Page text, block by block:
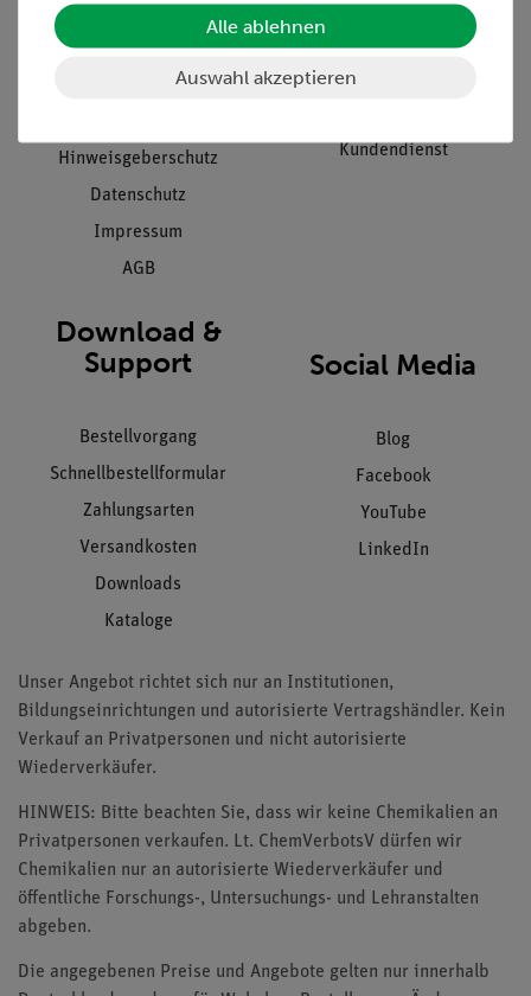
Projekte und Lösungen
Presse
Stellenangebote
Hinweisgeberschutz
Datenschutz
Impressum
AGB
Beratung & Showroom
Inventarisierungs- &
Einräumservice
Kundendienst
Download &
Support
Bestellvorgang
Schnellbestellformular
Zahlungsarten
Versandkosten
Downloads
Kataloge
Social Media
Blog
Facebook
YouTube
LinkedIn
Unser Angebot richtet sich nur an Institutionen,
Bildungseinrichtungen und autorisierte Vertragshändler. Kein
Verkauf an Privatpersonen und nicht autorisierte
Wiederverkäufer.
HINWEIS: Bitte beachten Sie, dass wir keine Chemikalien an
Privatpersonen verkaufen. Lt. ChemVerbotsV dürfen wir
Chemikalien nur an autorisierte Wiederverkäufer und
öffentliche Forschungs-, Untersuchungs- und Lehranstalten
abgeben.
Die angegebenen Preise und Angebote gelten nur innerhalb
Alle ablehnen
Auswahl akzeptieren